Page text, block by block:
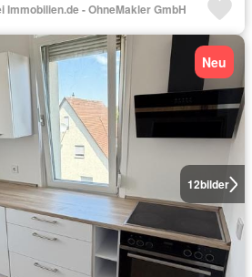
Immobilien.de - OhneMakler GmbH
12bilder
Neu